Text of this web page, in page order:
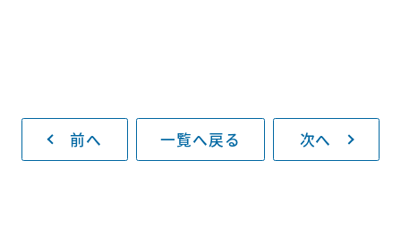
プライバシーポリシー
前へ 一覧へ戻る 次へ